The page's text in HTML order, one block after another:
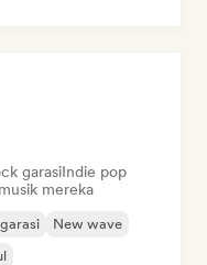
garasiIndie pop
mereka
New wave